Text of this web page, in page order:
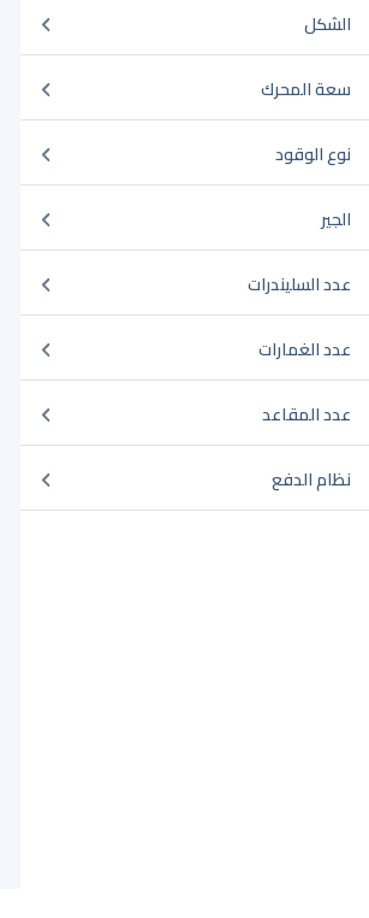
الشكل
سعة المحرك
نوع الوقود
الجير
عدد السليندرات
عدد الغمارات
عدد المقاعد
نظام الدفع